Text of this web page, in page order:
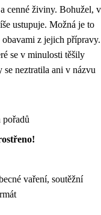
cenné živiny. Bohužel, v
ustupuje. Možná je to
z jejich přípravy.
se v minulosti těšily
neztratila ani v názvu
pořadů
vaření, soutěžní